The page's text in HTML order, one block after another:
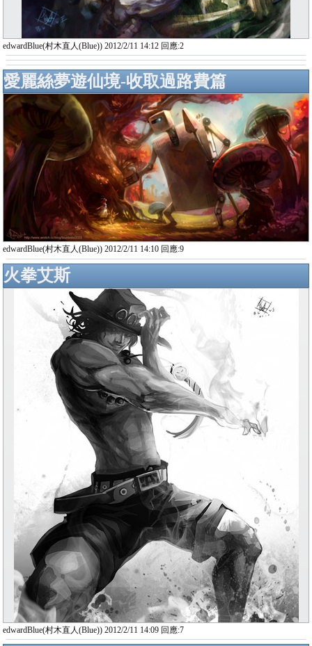
edwardBlue(村木直人(Blue)) 2012/2/11 14:12 回應:2
愛麗絲夢遊仙境-收取過路費篇
edwardBlue(村木直人(Blue)) 2012/2/11 14:10 回應:9
火拳艾斯
edwardBlue(村木直人(Blue)) 2012/2/11 14:09 回應:7